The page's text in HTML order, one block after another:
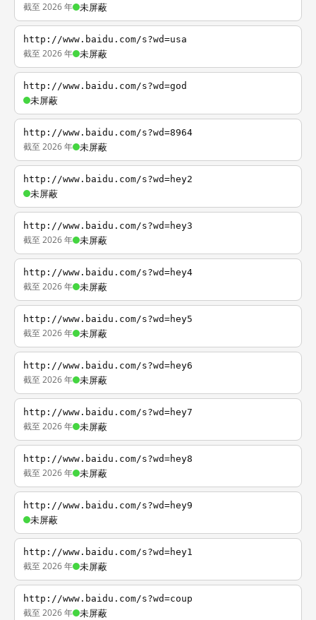
截至 2026 年 未屏蔽
http://www.baidu.com/s?wd=usa
截至 2026 年 未屏蔽
http://www.baidu.com/s?wd=god
未屏蔽
http://www.baidu.com/s?wd=8964
截至 2026 年 未屏蔽
http://www.baidu.com/s?wd=hey2
未屏蔽
http://www.baidu.com/s?wd=hey3
截至 2026 年 未屏蔽
http://www.baidu.com/s?wd=hey4
截至 2026 年 未屏蔽
http://www.baidu.com/s?wd=hey5
截至 2026 年 未屏蔽
http://www.baidu.com/s?wd=hey6
截至 2026 年 未屏蔽
http://www.baidu.com/s?wd=hey7
截至 2026 年 未屏蔽
http://www.baidu.com/s?wd=hey8
截至 2026 年 未屏蔽
http://www.baidu.com/s?wd=hey9
未屏蔽
http://www.baidu.com/s?wd=hey1
截至 2026 年 未屏蔽
http://www.baidu.com/s?wd=coup
截至 2026 年 未屏蔽